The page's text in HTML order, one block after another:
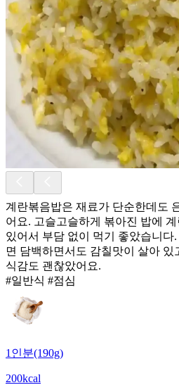
계란볶음밥은 재료가 단순한데도
어요. 고슬고슬하게 볶아진 밥에
있어서 부담 없이 먹기 좋았습니다
면 담백하면서도 감칠맛이 살아
식감도 괜찮았어요.
#일반식 #점심
1인분(190g)
200kcal